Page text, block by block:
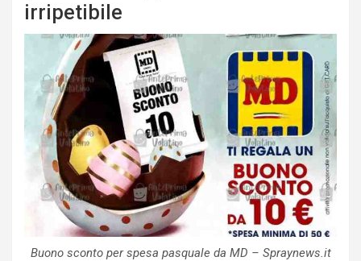
irripetibile
Buono sconto per spesa pasquale da MD – Spraynews.it